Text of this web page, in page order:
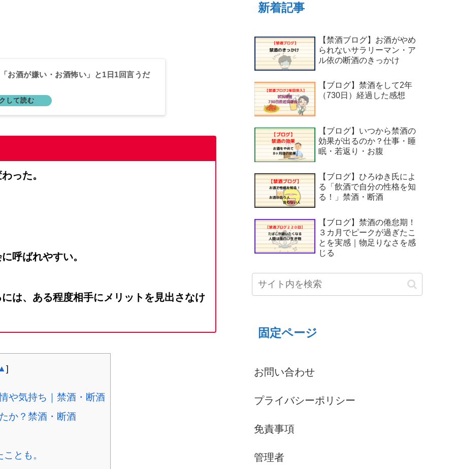
お酒が嫌い・お酒怖い」と1日1回言うだ
った。
呼ばれやすい。
は、ある程度相手にメリットを見出さなけ
]
や気持ち｜禁酒・断酒
か？禁酒・断酒
とも。
新着記事
【禁酒ブログ】お酒がやめ
られないサラリーマン・ア
ル依の断酒のきっかけ
【ブログ】禁酒をして2年
（730日）経過した感想
【ブログ】いつから禁酒の
効果が出るのか？仕事・睡
眠・若返り・お腹
【ブログ】ひろゆき氏によ
る「飲酒で自分の性格を知
る！」禁酒・断酒
【ブログ】禁酒の倦怠期！
３カ月でピークが過ぎたこ
とを実感｜物足りなさを感
じる
固定ページ
お問い合わせ
プライバシーポリシー
免責事項
管理者